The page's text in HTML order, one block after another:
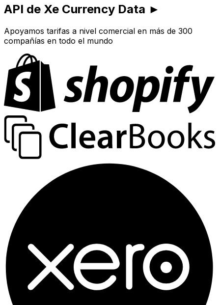
API de Xe Currency Data ►
Apoyamos tarifas a nivel comercial en más de 300
compañías en todo el mundo